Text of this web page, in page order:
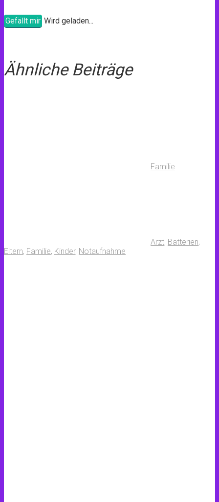
Gefällt mir Wird geladen...
Ähnliche Beiträge
Familie
Arzt, Batterien,
Eltern, Familie, Kinder, Notaufnahme